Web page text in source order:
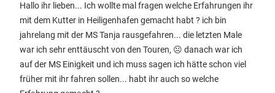
Hallo ihr lieben... Ich wollte mal fragen welche Erfahrungen ihr
mit dem Kutter in Heiligenhafen gemacht habt ? ich bin
jahrelang mit der MS Tanja rausgefahren... die letzten Male
war ich sehr enttäuscht von den Touren, ☹️ danach war ich
auf der MS Einigkeit und ich muss sagen ich hätte schon viel
früher mit ihr fahren sollen... habt ihr auch so welche